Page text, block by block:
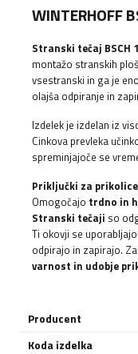
WINTERHOFF
Stranski tečaj BSCH
montažo stranskih
vsestranski in ga je
olajša odpiranje in
Izdelek je izdelan iz
Cinkova prevleka
spreminjajoče se
Priključki za
Omogočajo trdno in
Stranski tečaji so
Ti okovji se
odpirajo in zapirajo.
varnost in udobje
Producent
Koda izdelka